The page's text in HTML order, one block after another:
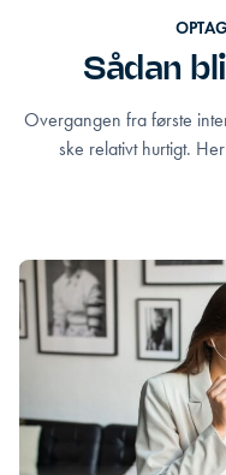
Sådan
Overgangen fra første
ske relativt hurtigt.